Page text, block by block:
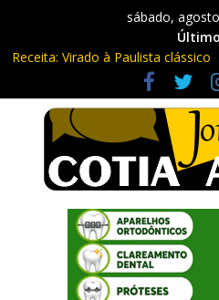
sábado,
Receita: Virado à Paulista clássico
Ladrão de farmácia e procurado
Vargem Grande Paulista
Cine Sustentável traz cinema ao
para Vargem Grande
WhatsApp vai parar de funcionar
setembro
São Roque